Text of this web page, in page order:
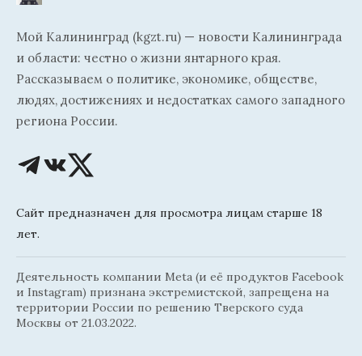
Мой Калининград (kgzt.ru) — новости Калининграда
и области: честно о жизни янтарного края.
Рассказываем о политике, экономике, обществе,
людях, достижениях и недостатках самого западного
региона России.
Сайт предназначен для просмотра лицам старше 18
лет.
Деятельность компании Meta (и её продуктов Facebook
и Instagram) признана экстремистской, запрещена на
территории России по решению Тверского суда
Москвы от 21.03.2022.